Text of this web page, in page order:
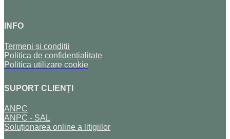
INFO
Termeni și condiții
Politica de confidențialitate
Politica utilizare cookie
SUPORT CLIENȚI
ANPC
ANPC - SAL
Soluționarea online a litigiilor